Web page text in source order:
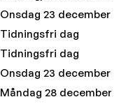
Onsdag 23 december
Tidningsfri dag
Tidningsfri dag
Onsdag 23 december
Måndag 28 december